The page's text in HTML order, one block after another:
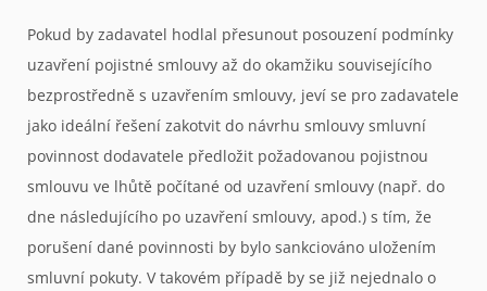
Pokud by zadavatel hodlal přesunout posouzení podmínky
uzavření pojistné smlouvy až do okamžiku souvisejícího
bezprostředně s uzavřením smlouvy, jeví se pro zadavatele
jako ideální řešení zakotvit do návrhu smlouvy smluvní
povinnost dodavatele předložit požadovanou pojistnou
smlouvu ve lhůtě počítané od uzavření smlouvy (např. do
dne následujícího po uzavření smlouvy, apod.) s tím, že
porušení dané povinnosti by bylo sankciováno uložením
smluvní pokuty. V takovém případě by se již nejednalo o